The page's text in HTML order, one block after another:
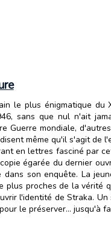
le plus énigmatique du
sans que nul n'ait
Guerre mondiale,
même qu'il s'agit de
en lettres fasciné par
égarée du dernier
dans son enquête. La
plus proches de la vérité
l'identité de Straka.
le préserver... jusqu'à